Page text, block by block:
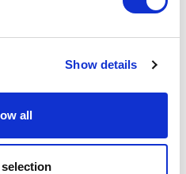
Show details
all